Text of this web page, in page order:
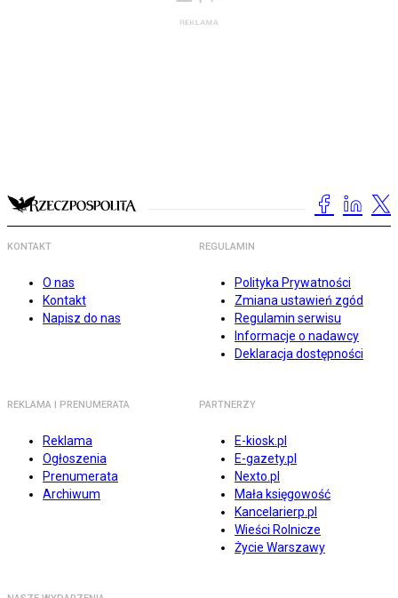
KONTAKT
O nas
Kontakt
Napisz do nas
REGULAMIN
Polityka Prywatności
Zmiana ustawień zgód
Regulamin serwisu
Informacje o nadawcy
Deklaracja dostępności
REKLAMA I PRENUMERATA
Reklama
Ogłoszenia
Prenumerata
Archiwum
PARTNERZY
E-kiosk.pl
E-gazety.pl
Nexto.pl
Mała księgowość
Kancelarierp.pl
Wieści Rolnicze
Życie Warszawy